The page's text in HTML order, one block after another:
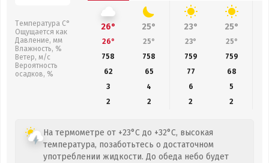
Температура С°
Ощущается как
Давление, мм
Влажность, %
Ветер, м/с
Вероятность
осадков, %
26° 25° 23° 25°
26° 25° 23° 25°
758
758 759 759
62
65 77 68
3
4 6
5
2
2 2 2
На термометре от +23°C до +32°C, высокая
температура, позаботьтесь о достаточном
употреблении жидкости. До обеда небо будет